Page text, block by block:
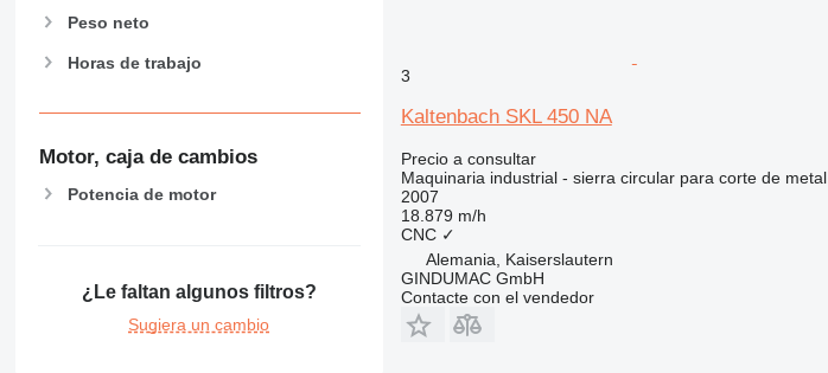
Peso neto
Horas de trabajo
Motor, caja de cambios
Potencia de motor
¿Le faltan algunos filtros?
Sugiera un cambio
3
Kaltenbach SKL 450 NA
Precio a consultar
Maquinaria industrial - sierra circular para corte de metal
2007
18.879 m/h
CNC ✓
Alemania, Kaiserslautern
GINDUMAC GmbH
Contacte con el vendedor